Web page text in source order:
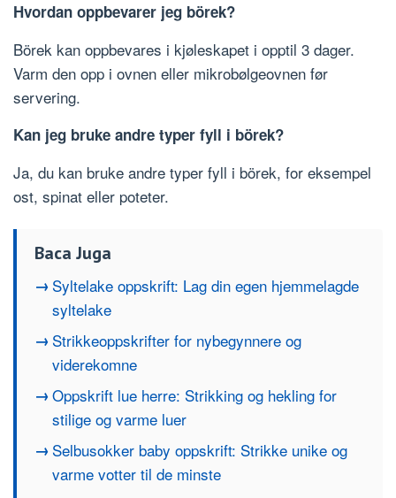
Hvordan oppbevarer jeg börek?
Börek kan oppbevares i kjøleskapet i opptil 3 dager.
Varm den opp i ovnen eller mikrobølgeovnen før
servering.
Kan jeg bruke andre typer fyll i börek?
Ja, du kan bruke andre typer fyll i börek, for eksempel
ost, spinat eller poteter.
Baca Juga
Syltelake oppskrift: Lag din egen hjemmelagde
syltelake
Strikkeoppskrifter for nybegynnere og
viderekomne
Oppskrift lue herre: Strikking og hekling for
stilige og varme luer
Selbusokker baby oppskrift: Strikke unike og
varme votter til de minste